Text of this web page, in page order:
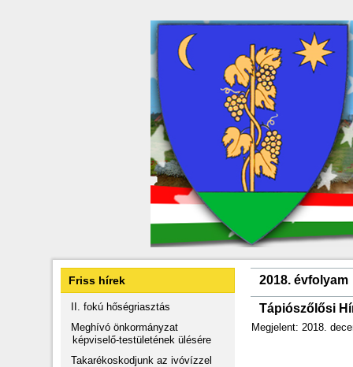
Friss hírek
II. fokú hőségriasztás
Meghívó önkormányzat
képviselő-testületének ülésére
Takarékoskodjunk az ivóvízzel
2018. évfolyam
Tápiószőlősi
Megjelent: 2018.